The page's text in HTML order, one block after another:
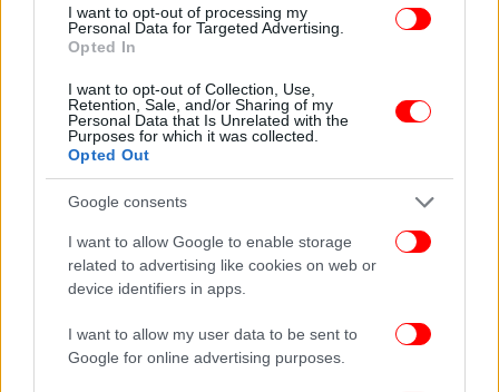
I want to opt-out of processing my
Personal Data for Targeted Advertising.
Opted In
I want to opt-out of Collection, Use,
Retention, Sale, and/or Sharing of my
Personal Data that Is Unrelated with the
Purposes for which it was collected.
Opted Out
Google consents
I want to allow Google to enable storage
related to advertising like cookies on web or
device identifiers in apps.
I want to allow my user data to be sent to
Google for online advertising purposes.
ΚΟΣΜΟΣ 19/11/2025 20:51
Ουκρανία: Τo κοινοβούλιο απέπεμψε δύο υπουργούς εν μέσω
μεγάλου σκανδάλου διαφθοράς
Μέρος των χρημάτων φέρεται να χρησιμοποιήθηκε
για την εκπαίδευση των παιδιών του σε κορυφαία
ελβετικά ιδρύματα, ενώ άλλα τοποθετήθηκαν σε
προθεσμιακές καταθέσεις.
Ο Γκαλουτσένκο δεν έχει προβεί μέχρι στιγμής σε
δημόσια δήλωση.
Πολιτικές αναταράξεις στην Ουκρανία